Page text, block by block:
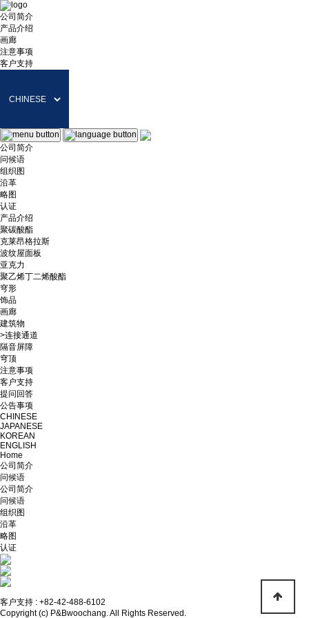
公司简介
产品介绍
画廊
注意事项
客户支持
公司简介
问候语
组织图
沿革
略图
认证
产品介绍
聚碳酸酯
克莱昂格拉斯
波纹屋面板
亚克力
聚乙烯丁二烯酸酯
穹形
饰品
画廊
建筑物
>连接通道
隔音屏障
穹顶
注意事项
客户支持
提问回答
公告事项
CHINESE
JAPANESE
KOREAN
ENGLISH
Home
公司简介
问候语
公司简介
问候语
组织图
沿革
略图
认证
客户支持 : +82-42-488-6102
Copyright (c) P&Bwoochang. All Rights Reserved.